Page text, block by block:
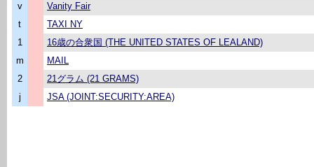
v
Vanity Fair
t
TAXI NY
1
16歳の合衆国 (THE UNITED STATES OF LEALAND)
m
MAIL
2
21グラム (21 GRAMS)
j
JSA (JOINT:SECURITY:AREA)